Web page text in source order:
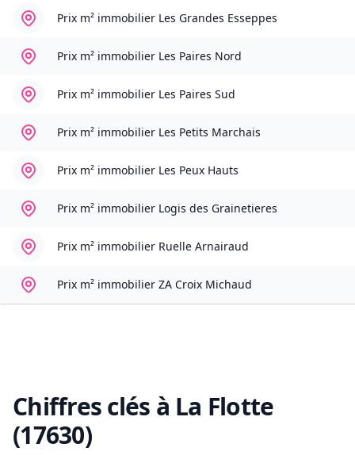
Prix m² immobilier Les Grandes Esseppes
Prix m² immobilier Les Paires Nord
Prix m² immobilier Les Paires Sud
Prix m² immobilier Les Petits Marchais
Prix m² immobilier Les Peux Hauts
Prix m² immobilier Logis des Grainetieres
Prix m² immobilier Ruelle Arnairaud
Prix m² immobilier ZA Croix Michaud
Chiffres clés à La Flotte
(17630)